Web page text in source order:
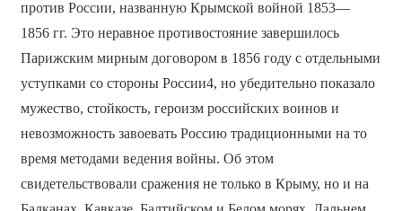
против России, названную Крымской войной 1853—
1856 гг. Это неравное противостояние завершилось
Парижским мирным договором в 1856 году с отдельными
уступками со стороны России4, но убедительно показало
мужество, стойкость, героизм российских воинов и
невозможность завоевать Россию традиционными на то
время методами ведения войны. Об этом
свидетельствовали сражения не только в Крыму, но и на